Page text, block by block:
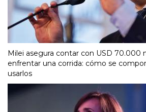
Milei asegura contar con USD 70.000
enfrentar una corrida: cómo se
usarlos